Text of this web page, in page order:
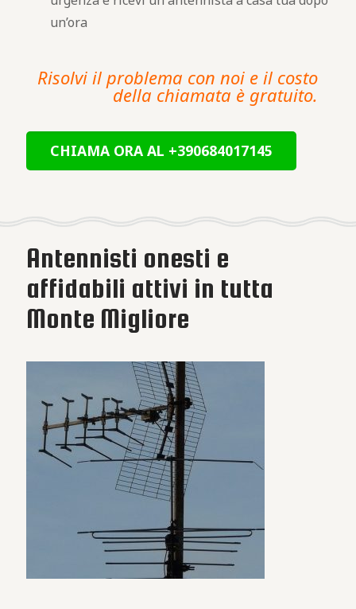
un’ora
Risolvi il problema con noi e il costo
della chiamata è gratuito.
CHIAMA ORA AL +390684017145
Antennisti onesti e
affidabili attivi in tutta
Monte Migliore